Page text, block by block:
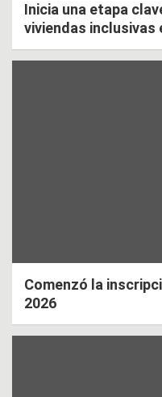
Inicia una etapa
viviendas inclusivas
Comenzó la
2026